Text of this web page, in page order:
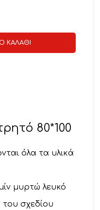
ΚΑΛΆΘΙ
80*100
όλα τα υλικά
μυρτώ λευκό
σχεδίου